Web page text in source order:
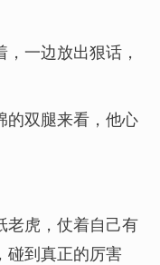
一边放出狠话，
的双腿来看，他心
老虎，仗着自己有
碰到真正的厉害